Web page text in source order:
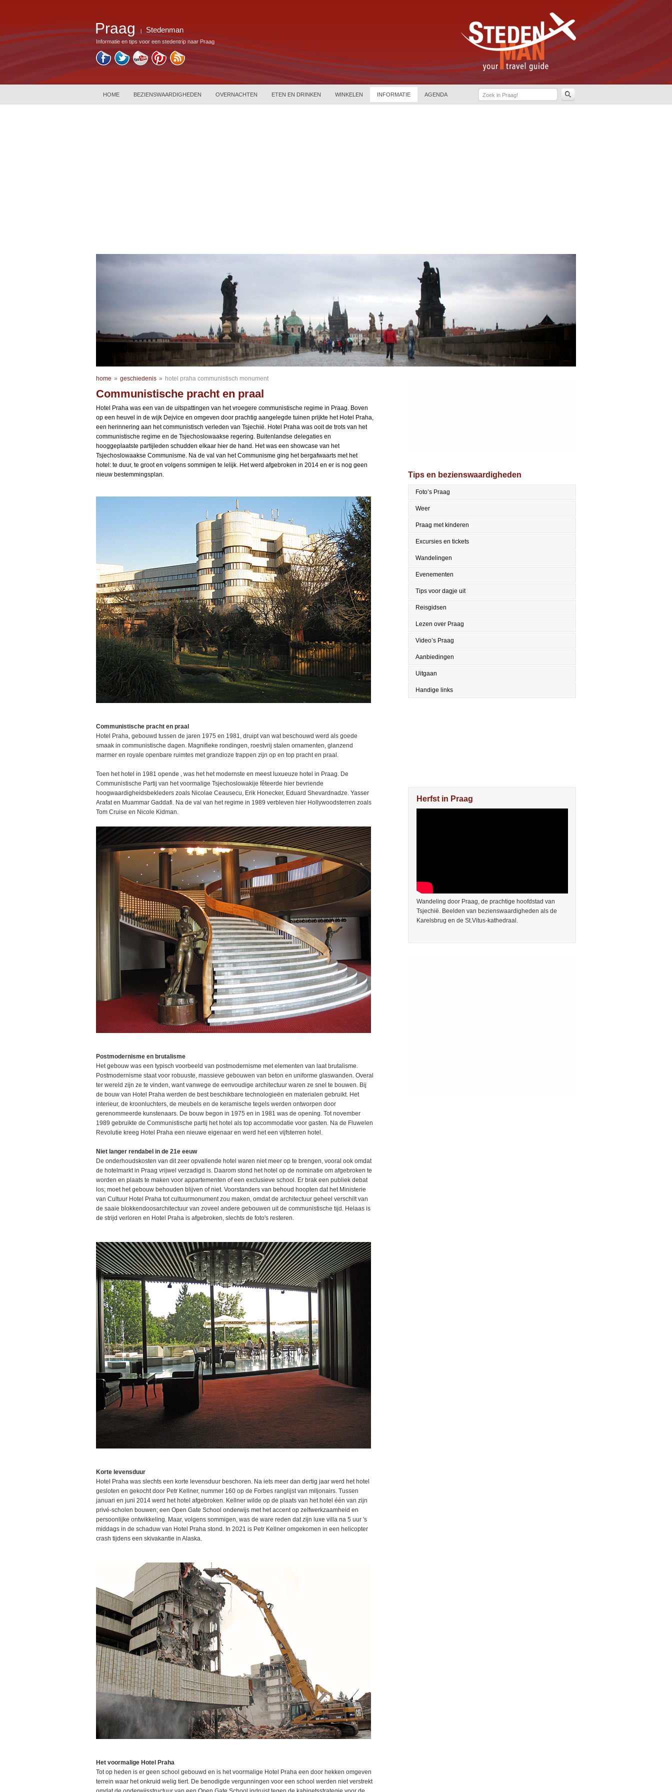
Praag Stedenman
Informatie en tips voor een stedentrip naar Praag
HOME BEZIENSWAARDIGHEDEN OVERNACHTEN ETEN EN DRINKEN WINKELEN INFORMATIE AGENDA
home » geschiedenis » hotel praha communistisch monument
Communistische pracht en praal
Hotel Praha was een van de uitspattingen van het vroegere communistische regime in Praag. Boven
op een heuvel in de wijk Dejvice en omgeven door prachtig aangelegde tuinen prijkte het Hotel Praha,
een herinnering aan het communistisch verleden van Tsjechië. Hotel Praha was ooit de trots van het
communistische regime en de Tsjechoslowaakse regering. Buitenlandse delegaties en
hooggeplaatste partijleden schudden elkaar hier de hand. Het was een showcase van het
Tsjechoslowaakse Communisme. Na de val van het Communisme ging het bergafwaarts met het
hotel: te duur, te groot en volgens sommigen te lelijk. Het werd afgebroken in 2014 en er is nog geen
nieuw bestemmingsplan.
Communistische pracht en praal
Hotel Praha, gebouwd tussen de jaren 1975 en 1981, druipt van wat beschouwd werd als goede
smaak in communistische dagen. Magnifieke rondingen, roestvrij stalen ornamenten, glanzend
marmer en royale openbare ruimtes met grandioze trappen zijn op en top pracht en praal.
Toen het hotel in 1981 opende , was het het modernste en meest luxueuze hotel in Praag. De
Communistische Partij van het voormalige Tsjechoslowakije fêteerde hier bevriende
hoogwaardigheidsbekleders zoals Nicolae Ceausecu, Erik Honecker, Eduard Shevardnadze. Yasser
Arafat en Muammar Gaddafi. Na de val van het regime in 1989 verbleven hier Hollywoodsterren zoals
Tom Cruise en Nicole Kidman.
Postmodernisme en brutalisme
Het gebouw was een typisch voorbeeld van postmodernisme met elementen van laat brutalisme.
Postmodernisme staat voor robuuste, massieve gebouwen van beton en uniforme glaswanden. Overal
ter wereld zijn ze te vinden, want vanwege de eenvoudige architectuur waren ze snel te bouwen. Bij
de bouw van Hotel Praha werden de best beschikbare technologieën en materialen gebruikt. Het
interieur, de kroonluchters, de meubels en de keramische tegels werden ontworpen door
gerenommeerde kunstenaars. De bouw begon in 1975 en in 1981 was de opening. Tot november
1989 gebruikte de Communistische partij het hotel als top accommodatie voor gasten. Na de Fluwelen
Revolutie kreeg Hotel Praha een nieuwe eigenaar en werd het een vijfsterren hotel.
Niet langer rendabel in de 21e eeuw
De onderhoudskosten van dit zeer opvallende hotel waren niet meer op te brengen, vooral ook omdat
de hotelmarkt in Praag vrijwel verzadigd is. Daarom stond het hotel op de nominatie om afgebroken te
worden en plaats te maken voor appartementen of een exclusieve school. Er brak een publiek debat
los; moet het gebouw behouden blijven of niet. Voorstanders van behoud hoopten dat het Ministerie
van Cultuur Hotel Praha tot cultuurmonument zou maken, omdat de architectuur geheel verschilt van
de saaie blokkendoosarchitectuur van zoveel andere gebouwen uit de communistische tijd. Helaas is
de strijd verloren en Hotel Praha is afgebroken, slechts de foto's resteren.
Korte levensduur
Hotel Praha was slechts een korte levensduur beschoren. Na iets meer dan dertig jaar werd het hotel
gesloten en gekocht door Petr Kellner, nummer 160 op de Forbes ranglijst van miljonairs. Tussen
januari en juni 2014 werd het hotel afgebroken. Kellner wilde op de plaats van het hotel één van zijn
privé-scholen bouwen; een Open Gate School onderwijs met het accent op zelfwerkzaamheid en
persoonlijke ontwikkeling. Maar, volgens sommigen, was de ware reden dat zijn luxe villa na 5 uur 's
middags in de schaduw van Hotel Praha stond. In 2021 is Petr Kellner omgekomen in een helicopter
crash tijdens een skivakantie in Alaska.
Het voormalige Hotel Praha
Tot op heden is er geen school gebouwd en is het voormalige Hotel Praha een door hekken omgeven
terrein waar het onkruid welig tiert. De benodigde vergunningen voor een school werden niet verstrekt
Tips en bezienswaardigheden
Foto’s Praag
Weer
Praag met kinderen
Excursies en tickets
Wandelingen
Evenementen
Tips voor dagje uit
Reisgidsen
Lezen over Praag
Video’s Praag
Aanbiedingen
Uitgaan
Handige links
Herfst in Praag
Wandeling door Praag, de prachtige hoofdstad van
Tsjechië. Beelden van bezienswaardigheden als de
Karelsbrug en de St.Vitus-kathedraal.